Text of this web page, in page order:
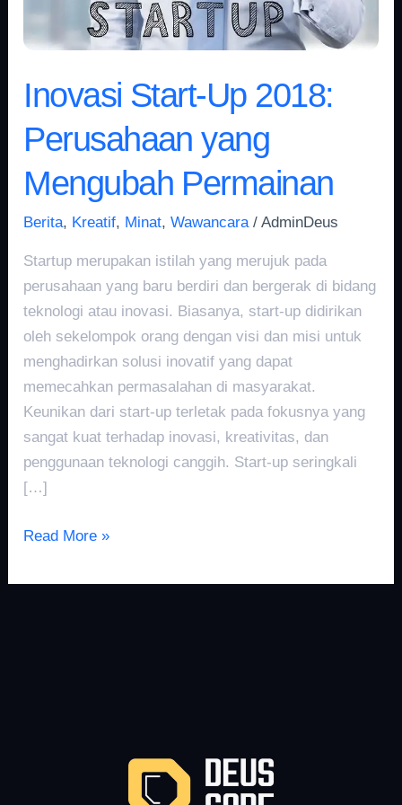
Inovasi Start-Up 2018:
Perusahaan yang
Mengubah Permainan
Berita, Kreatif, Minat,Wawancara/AdminDeus
Startup merupakan istilah yang merujuk pada
perusahaan yang baru berdiri dan bergerak di bidang
teknologi atau inovasi. Biasanya, start-up didirikan
oleh sekelompok orang dengan visi dan misi untuk
menghadirkan solusi inovatif yang dapat
memecahkan permasalahan di masyarakat.
Keunikan dari start-up terletak pada fokusnya yang
sangat kuat terhadap inovasi, kreativitas, dan
penggunaan teknologi canggih. Start-up seringkali
[…]
Mengubah
Permainan
Read More »